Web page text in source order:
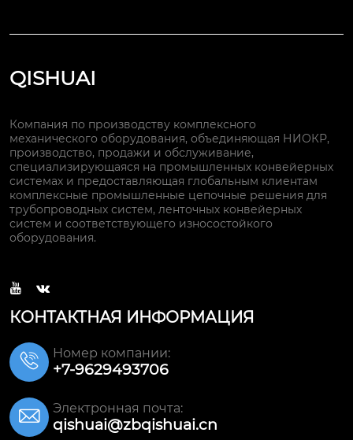
QISHUAI
Компания по производству комплексного
механического оборудования, объединяющая НИОКР,
производство, продажи и обслуживание,
специализирующаяся на промышленных конвейерных
системах и предоставляющая глобальным клиентам
комплексные промышленные цепочные решения для
трубопроводных систем, ленточных конвейерных
систем и соответствующего износостойкого
оборудования.
 
КОНТАКТНАЯ ИНФОРМАЦИЯ
 Номер компании:
+7-9629493706
 Электронная почта:
qishuai@zbqishuai.cn